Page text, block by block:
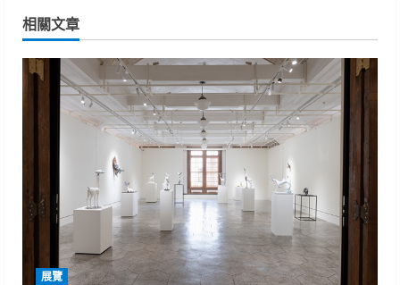
n
u
e
e
a
相關文章
展覽